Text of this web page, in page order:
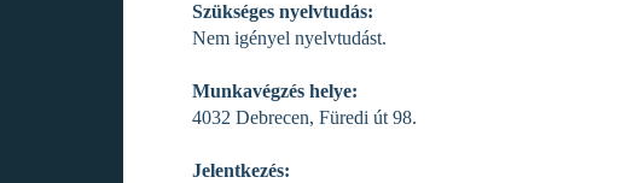
Szükséges nyelvtudás:
Nem igényel nyelvtudást.
Munkavégzés helye:
4032 Debrecen, Füredi út 98.
Jelentkezés: